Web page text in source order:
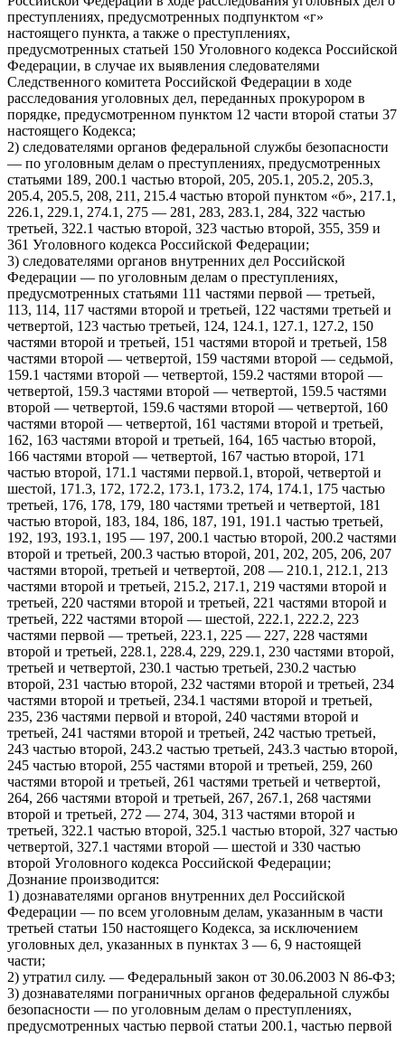
преступлениях, предусмотренных подпунктом «г»
настоящего пункта, а также о преступлениях,
предусмотренных статьей 150 Уголовного кодекса Российской
Федерации, в случае их выявления следователями
Следственного комитета Российской Федерации в ходе
расследования уголовных дел, переданных прокурором в
порядке, предусмотренном пунктом 12 части второй статьи 37
настоящего Кодекса;
2) следователями органов федеральной службы безопасности
— по уголовным делам о преступлениях, предусмотренных
статьями 189, 200.1 частью второй, 205, 205.1, 205.2, 205.3,
205.4, 205.5, 208, 211, 215.4 частью второй пунктом «б», 217.1,
226.1, 229.1, 274.1, 275 — 281, 283, 283.1, 284, 322 частью
третьей, 322.1 частью второй, 323 частью второй, 355, 359 и
361 Уголовного кодекса Российской Федерации;
3) следователями органов внутренних дел Российской
Федерации — по уголовным делам о преступлениях,
предусмотренных статьями 111 частями первой — третьей,
113, 114, 117 частями второй и третьей, 122 частями третьей и
четвертой, 123 частью третьей, 124, 124.1, 127.1, 127.2, 150
частями второй и третьей, 151 частями второй и третьей, 158
частями второй — четвертой, 159 частями второй — седьмой,
159.1 частями второй — четвертой, 159.2 частями второй —
четвертой, 159.3 частями второй — четвертой, 159.5 частями
второй — четвертой, 159.6 частями второй — четвертой, 160
частями второй — четвертой, 161 частями второй и третьей,
162, 163 частями второй и третьей, 164, 165 частью второй,
166 частями второй — четвертой, 167 частью второй, 171
частью второй, 171.1 частями первой.1, второй, четвертой и
шестой, 171.3, 172, 172.2, 173.1, 173.2, 174, 174.1, 175 частью
третьей, 176, 178, 179, 180 частями третьей и четвертой, 181
частью второй, 183, 184, 186, 187, 191, 191.1 частью третьей,
192, 193, 193.1, 195 — 197, 200.1 частью второй, 200.2 частями
второй и третьей, 200.3 частью второй, 201, 202, 205, 206, 207
частями второй, третьей и четвертой, 208 — 210.1, 212.1, 213
частями второй и третьей, 215.2, 217.1, 219 частями второй и
третьей, 220 частями второй и третьей, 221 частями второй и
третьей, 222 частями второй — шестой, 222.1, 222.2, 223
частями первой — третьей, 223.1, 225 — 227, 228 частями
второй и третьей, 228.1, 228.4, 229, 229.1, 230 частями второй,
третьей и четвертой, 230.1 частью третьей, 230.2 частью
второй, 231 частью второй, 232 частями второй и третьей, 234
частями второй и третьей, 234.1 частями второй и третьей,
235, 236 частями первой и второй, 240 частями второй и
третьей, 241 частями второй и третьей, 242 частью третьей,
243 частью второй, 243.2 частью третьей, 243.3 частью второй,
245 частью второй, 255 частями второй и третьей, 259, 260
частями второй и третьей, 261 частями третьей и четвертой,
264, 266 частями второй и третьей, 267, 267.1, 268 частями
второй и третьей, 272 — 274, 304, 313 частями второй и
третьей, 322.1 частью второй, 325.1 частью второй, 327 частью
четвертой, 327.1 частями второй — шестой и 330 частью
второй Уголовного кодекса Российской Федерации;
Дознание производится:
1) дознавателями органов внутренних дел Российской
Федерации — по всем уголовным делам, указанным в части
третьей статьи 150 настоящего Кодекса, за исключением
уголовных дел, указанных в пунктах 3 — 6, 9 настоящей
части;
2) утратил силу. — Федеральный закон от 30.06.2003 N 86-ФЗ;
3) дознавателями пограничных органов федеральной службы
безопасности — по уголовным делам о преступлениях,
предусмотренных частью первой статьи 200.1, частью первой